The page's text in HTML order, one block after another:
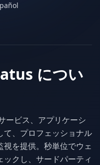
につい
ービス、アプリケーシ
て、プロフェッショナル
を提供。秒単位でウェ
クし、サードパーティ